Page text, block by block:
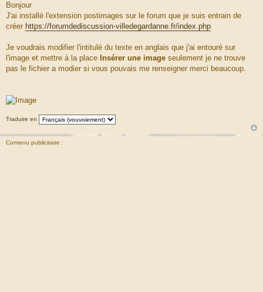
s
s
a
g
Bonjour
J'ai installé l'extension postimages sur le forum que je suis entrain de
créer https://forumdediscussion-villedegardanne.fr/index.php
Je voudrais modifier l'intitulé du texte en anglais que j'ai entouré sur
l'image et mettre à la place Insérer une image seulement je ne trouve
pas le fichier a modier si vous pouvais me renseigner merci beaucoup.
Traduire en
Contenu publicitaire :